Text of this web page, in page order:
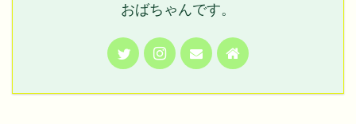
おばちゃんです。